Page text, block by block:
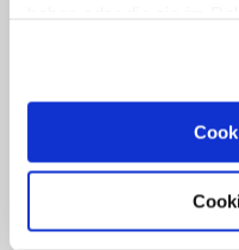
Theater auf
Medien nicht
skandalsüchtige
der Ereignisse
vielmehr den